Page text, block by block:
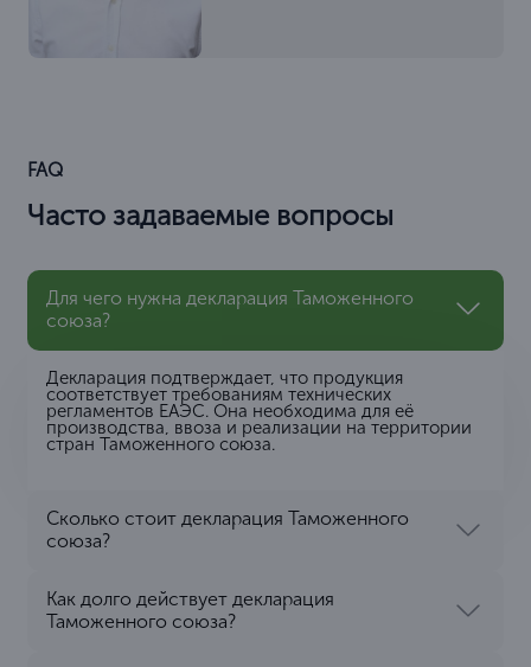
FAQ
Часто задаваемые вопросы
Для чего нужна декларация Таможенного
союза?
Декларация подтверждает, что продукция
соответствует требованиям технических
регламентов ЕАЭС. Она необходима для её
производства, ввоза и реализации на территории
стран Таможенного союза.
Сколько стоит декларация Таможенного
союза?
Как долго действует декларация
Таможенного союза?